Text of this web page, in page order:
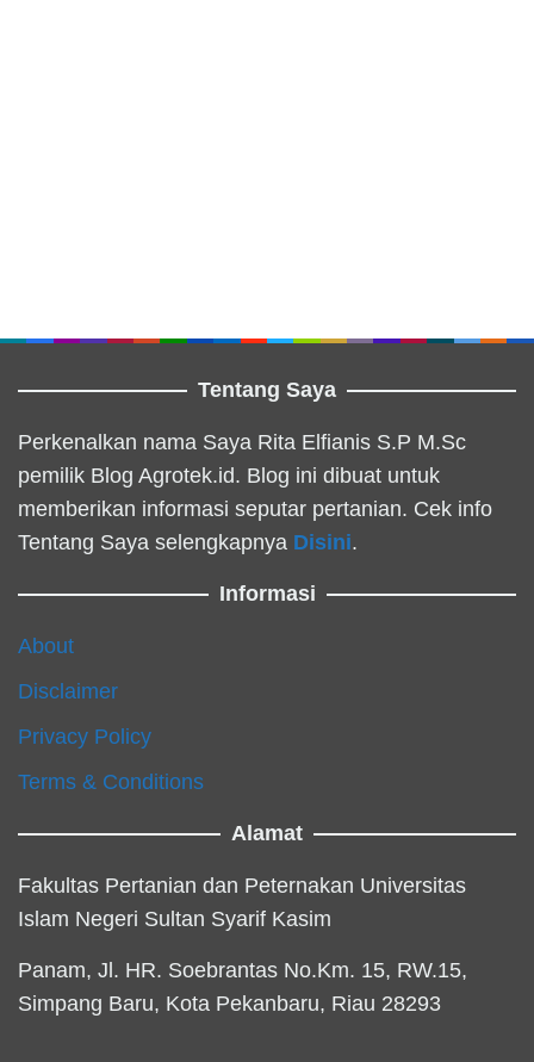
Tentang Saya
Perkenalkan nama Saya Rita Elfianis S.P M.Sc
pemilik Blog Agrotek.id. Blog ini dibuat untuk
memberikan informasi seputar pertanian. Cek info
Tentang Saya selengkapnya Disini.
Informasi
About
Disclaimer
Privacy Policy
Terms & Conditions
Alamat
Fakultas Pertanian dan Peternakan Universitas
Islam Negeri Sultan Syarif Kasim
Panam, Jl. HR. Soebrantas No.Km. 15, RW.15,
Simpang Baru, Kota Pekanbaru, Riau 28293